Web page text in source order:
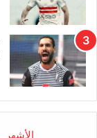
الأشهر